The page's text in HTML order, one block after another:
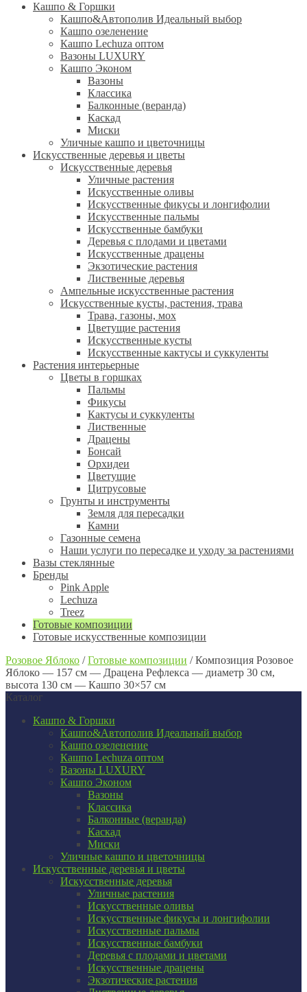
Кашпо & Горшки
Кашпо&Автополив Идеальный выбор
Кашпо озеленение
Кашпо Lechuza оптом
Вазоны LUXURY
Кашпо Эконом
Вазоны
Классика
Балконные (веранда)
Каскад
Миски
Уличные кашпо и цветочницы
Искусственные деревья и цветы
Искусственные деревья
Уличные растения
Искусственные оливы
Искусственные фикусы и лонгифолии
Искусственные пальмы
Искусственные бамбуки
Деревья с плодами и цветами
Искусственные драцены
Экзотические растения
Лиственные деревья
Ампельные искусственные растения
Искусственные кусты, растения, трава
Трава, газоны, мох
Цветущие растения
Искусственные кусты
Искусственные кактусы и суккуленты
Растения интерьерные
Цветы в горшках
Пальмы
Фикусы
Кактусы и суккуленты
Лиственные
Драцены
Бонсай
Орхидеи
Цветущие
Цитрусовые
Грунты и инструменты
Земля для пересадки
Камни
Газонные семена
Наши услуги по пересадке и уходу за растениями
Вазы стеклянные
Бренды
Pink Apple
Lechuza
Treez
Готовые композиции
Готовые искусственные композиции
Розовое Яблоко /Готовые композиции /Композиция Розовое
Яблоко — 157 см — Драцена Рефлекса — диаметр 30 см,
высота 130 см — Кашпо 30×57 см
Каталог
Кашпо & Горшки
Кашпо&Автополив Идеальный выбор
Кашпо озеленение
Кашпо Lechuza оптом
Вазоны LUXURY
Кашпо Эконом
Вазоны
Классика
Балконные (веранда)
Каскад
Миски
Уличные кашпо и цветочницы
Искусственные деревья и цветы
Искусственные деревья
Уличные растения
Искусственные оливы
Искусственные фикусы и лонгифолии
Искусственные пальмы
Искусственные бамбуки
Деревья с плодами и цветами
Искусственные драцены
Экзотические растения